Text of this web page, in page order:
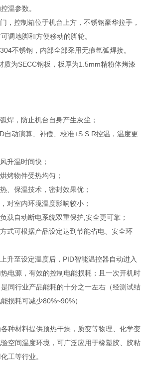
温参数。
控制箱位于机台上方，不锈钢豪华拉手，
调地脚和方便移动的脚轮。
不锈钢，内部全部采用无痕氩弧焊接。
为SECC钢板，板厚为1.5mm精粉体烤漆
，防止机台自身产生灰尘；
动演算、补偿、校准+S.S.R控温，温度更
温时间快；
物件受热均匀；
保温技术，密封效果优；
室内环境温度影响较小；
自动断电系统双重保护,安全更可靠；
可根据产品设定达到节能省电、安全环
至设定温度后，PID智能温控器自动进入
电源，有效的控制电能损耗；且一次开机时
同行业产品能耗的十分之一左右（经测试结
损耗可减少80%~90%）
材料提供预热干燥，质变等物理、化学变
空间温度环境，可广泛应用于橡塑胶、胶粘
工等行业。